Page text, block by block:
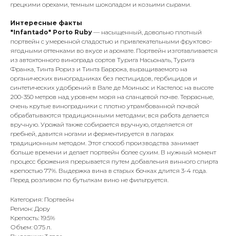
грецкими орехами, темным шоколадом и козьими сырами.
Интересные факты
"Infantado" Portо Ruby — насыщенный, довольно плотный
портвейн с умеренной сладостью и привлекательными фруктово-
ягодными оттенками во вкусе и аромате. Портвейн изготавливается
из автохтонного винограда сортов Турига Насьональ, Турига
Франка, Тинта Рориз и Тинта Баррока, выращиваемого на
органических виноградниках без пестицидов, гербицидов и
синтетических удобрений в Вале де Моиньос и Кастелос на высоте
200-350 метров над уровнем моря на сланцевой почве. Террасные,
очень крутые виноградники с плотно утрамбованной почвой
обрабатываются традиционными методами; вся работа делается
вручную. Урожай также собирается вручную, отделяется от
гребней, давится ногами и ферментируется в лагарах
традиционным методом. Этот способ производства занимает
больше времени и делает портвейн более сухим. В нужный момент
процесс брожения прерывается путем добавления винного спирта
крепостью 77%. Выдержка вина в старых бочках длится 3-4 года.
Перед розливом по бутылкам вино не фильтруется.
Категория: Портвейн
Регион: Дору
Крепость: 19.5%
Объем: 0.75 л.